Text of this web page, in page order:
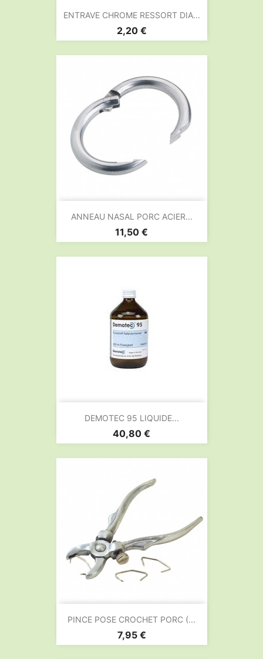
ENTRAVE CHROME RESSORT DIA...
Prix
2,20 €
ANNEAU NASAL PORC ACIER...
Prix
11,50 €
DEMOTEC 95 LIQUIDE...
Prix
40,80 €
PINCE POSE CROCHET PORC (...
Prix
7,95 €